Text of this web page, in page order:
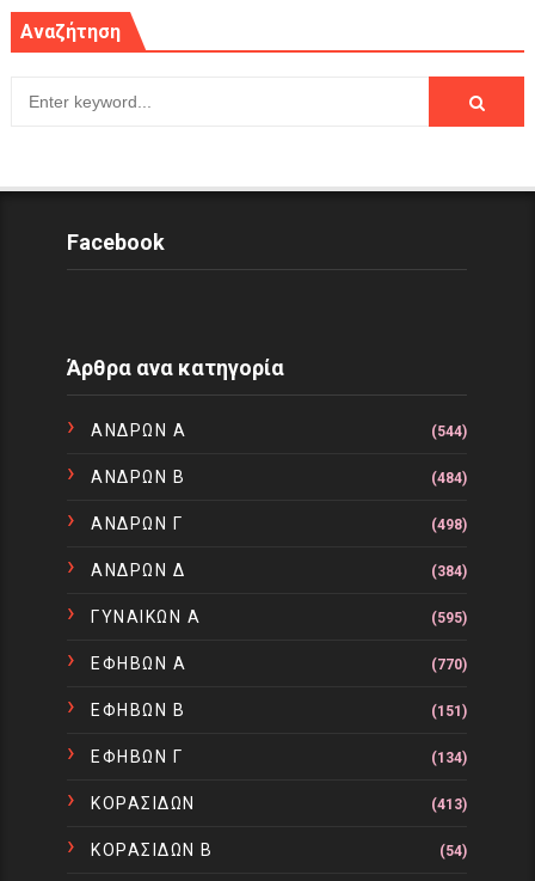
Αναζήτηση
Facebook
Άρθρα ανα κατηγορία
ΑΝΔΡΩΝ Α (544)
ΑΝΔΡΩΝ Β (484)
ΑΝΔΡΩΝ Γ (498)
ΑΝΔΡΩΝ Δ (384)
ΓΥΝΑΙΚΩΝ Α (595)
ΕΦΗΒΩΝ Α (770)
ΕΦΗΒΩΝ Β (151)
ΕΦΗΒΩΝ Γ (134)
ΚΟΡΑΣΙΔΩΝ (413)
ΚΟΡΑΣΙΔΩΝ Β (54)